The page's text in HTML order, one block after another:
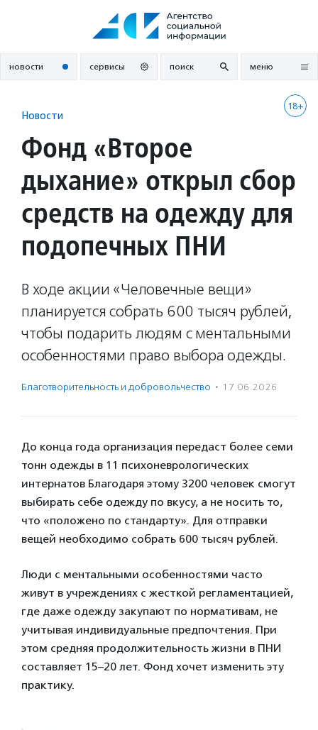
новости сервисы поиск меню
18+
Новости
Фонд «Второе
дыхание» открыл сбор
средств на одежду для
подопечных ПНИ
В ходе акции «Человечные вещи»
планируется собрать 600 тысяч рублей,
чтобы подарить людям с ментальными
особенностями право выбора одежды.
Благотвори­тель­ность и доброволь­чест­во · 17.06.2026
До конца года организация передаст более семи
тонн одежды в 11 психоневрологических
интернатов Благодаря этому 3200 человек смогут
выбирать себе одежду по вкусу, а не носить то,
что «положено по стандарту». Для отправки
вещей необходимо собрать 600 тысяч рублей.
Люди с ментальными особенностями часто
живут в учреждениях с жесткой регламентацией,
где даже одежду закупают по нормативам, не
учитывая индивидуальные предпочтения. При
этом средняя продолжительность жизни в ПНИ
составляет 15–20 лет. Фонд хочет изменить эту
практику.